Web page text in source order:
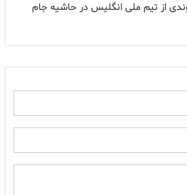
۱۳ هزار پوندی از تیم ملی انگلیس در حاشیه جام